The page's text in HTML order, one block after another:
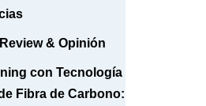
& Opinión
con Tecnología
Fibra de Carbono: